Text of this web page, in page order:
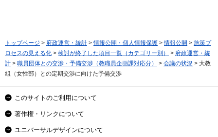
トップページ > 府政運営・統計 >情報公開・個人情報保護 >情報公開 > 施策プ
ロセスの見える化 > 検討が終了した項目一覧（カテゴリー別） > 府政運営・統
計 > 職員団体との交渉・予備交渉（教職員企画課対応分） > 会議の状況 > 大教
組（女性部）との定期交渉に向けた予備交渉
このサイトのご利用について
著作権・リンクについて
ユニバーサルデザインについて